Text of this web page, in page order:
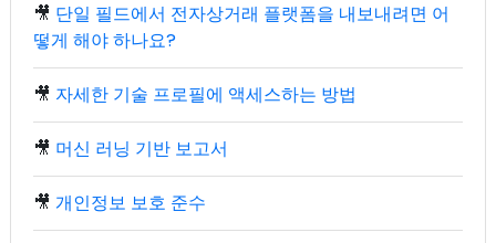
🎥 단일 필드에서 전자상거래 플랫폼을 내보내려면 어
떻게 해야 하나요?
🎥 자세한 기술 프로필에 액세스하는 방법
🎥 머신 러닝 기반 보고서
🎥 개인정보 보호 준수